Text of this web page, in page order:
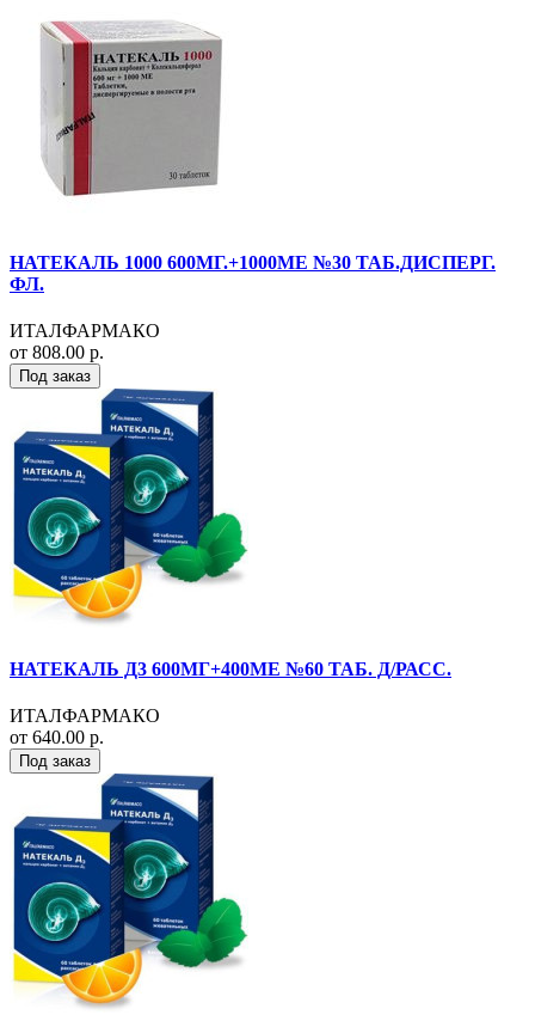
НАТЕКАЛЬ 1000 600МГ.+1000МЕ №30 ТАБ.ДИСПЕРГ.
ФЛ.
ИТАЛФАРМАКО
от 808.00 р.
Под заказ
НАТЕКАЛЬ Д3 600МГ+400МЕ №60 ТАБ. Д/РАСС.
ИТАЛФАРМАКО
от 640.00 р.
Под заказ